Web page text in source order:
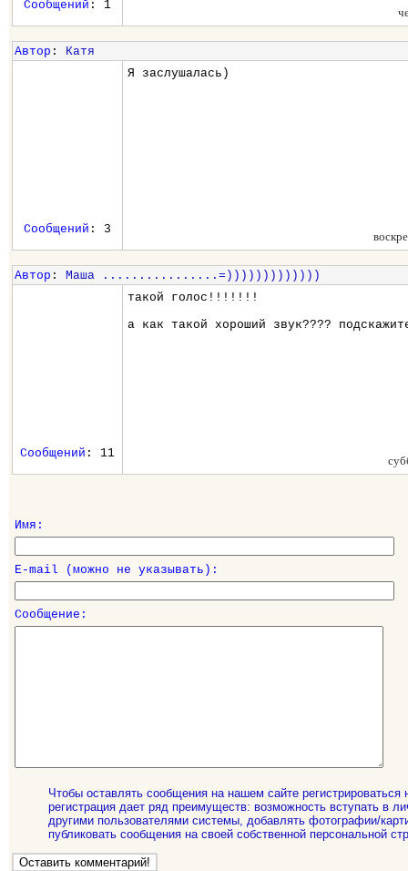
Сообщений : 1
Автор : Катя
Я заслушалась)
Сообщений : 3
Автор : Маша ................=)))))))))))))
такой голос!!!!!!!
а как такой хороший звук????
Сообщений : 11
Имя:
E-mail (можно не указывать):
Сообщение:
Чтобы оставлять сообщения на нашем сайте регистрироваться
регистрация дает ряд преимуществ: возможность вступать в
другими пользователями системы, добавлять фотографии/
публиковать сообщения на своей собственной персональной